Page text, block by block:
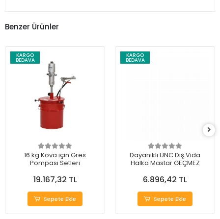
Benzer Ürünler
KARGO
BEDAVA
16 kg Kova için Gres
Pompası Setleri
19.167,32 TL
Sepete Ekle
KARGO
BEDAVA
Dayanıklı UNC Diş Vida
Halka Mastar GEÇMEZ
6.896,42 TL
Sepete Ekle